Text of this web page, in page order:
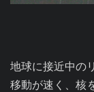
地球に接近中の
移動が速く、核